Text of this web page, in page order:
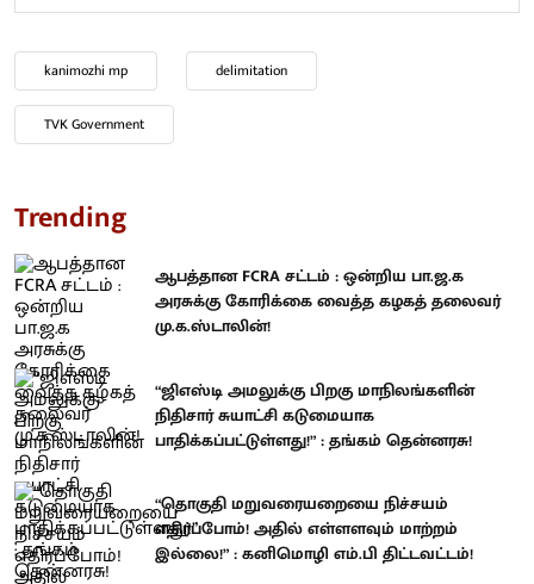
kanimozhi mp delimitation
TVK Government
Trending
ஆபத்தான FCRA சட்டம் : ஒன்றிய பா.ஜ.க
அரசுக்கு கோரிக்கை வைத்த கழகத் தலைவர்
மு.க.ஸ்டாலின்!
“ஜிஎஸ்டி அமலுக்கு பிறகு மாநிலங்களின்
நிதிசார் சுயாட்சி கடுமையாக
பாதிக்கப்பட்டுள்ளது!” : தங்கம் தென்னரசு!
“தொகுதி மறுவரையறையை நிச்சயம்
எதிர்ப்போம்! அதில் எள்ளளவும் மாற்றம்
இல்லை!” : கனிமொழி எம்.பி திட்டவட்டம்!